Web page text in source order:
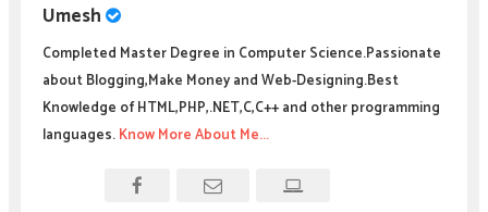
Umesh
Completed Master Degree in Computer Science.Passionate
about Blogging,Make Money and Web-Designing.Best
Knowledge of HTML,PHP,.NET,C,C++ and other programming
languages.Know More About Me...